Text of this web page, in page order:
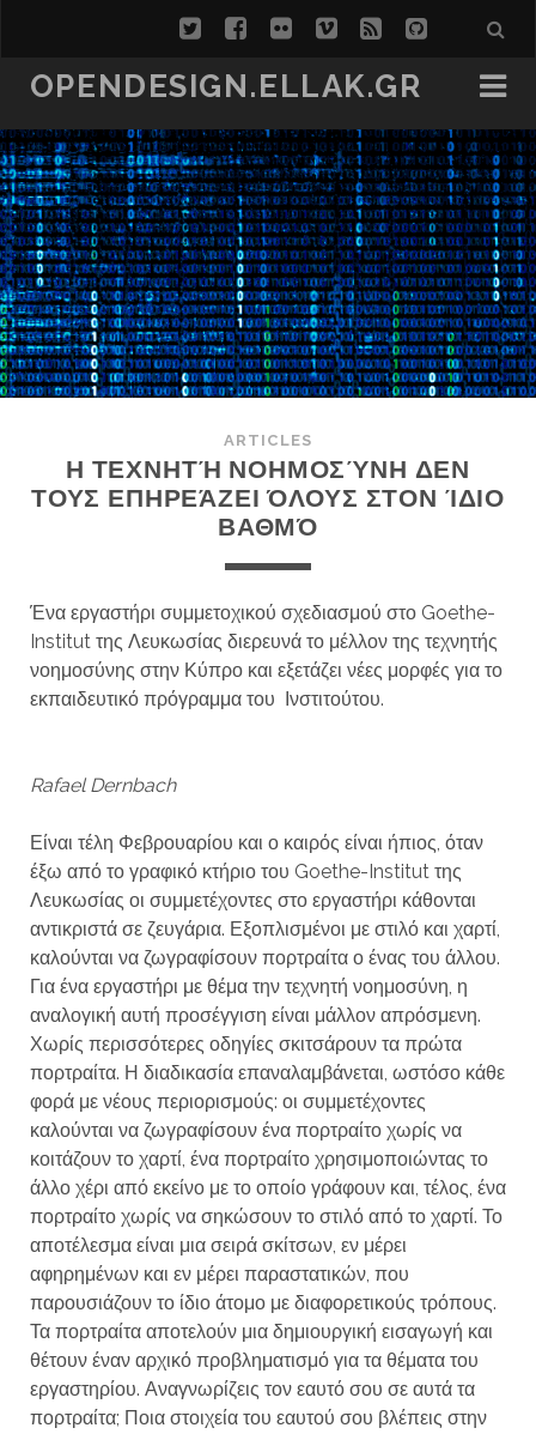
twitterfacebook
flickrvimeo
rss github
OPENDESIGN.ELLAK.GR
ARTICLES
Η ΤΕΧΝΗΤΉ ΝΟΗΜΟΣΎΝΗ ΔΕΝ
ΤΟΥΣ ΕΠΗΡΕΆΖΕΙ ΌΛΟΥΣ ΣΤΟΝ ΊΔΙΟ
ΒΑΘΜΌ
Ένα εργαστήρι συμμετοχικού σχεδιασμού στο Goethe-
Institut της Λευκωσίας διερευνά το μέλλον της τεχνητής
νοημοσύνης στην Κύπρο και εξετάζει νέες μορφές για το
εκπαιδευτικό πρόγραμμα του Ινστιτούτου.
Rafael Dernbach
Είναι τέλη Φεβρουαρίου και ο καιρός είναι ήπιος, όταν
έξω από το γραφικό κτήριο του Goethe-Institut της
Λευκωσίας οι συμμετέχοντες στο εργαστήρι κάθονται
αντικριστά σε ζευγάρια. Εξοπλισμένοι με στιλό και χαρτί,
καλούνται να ζωγραφίσουν πορτραίτα ο ένας του άλλου.
Για ένα εργαστήρι με θέμα την τεχνητή νοημοσύνη, η
αναλογική αυτή προσέγγιση είναι μάλλον απρόσμενη.
Χωρίς περισσότερες οδηγίες σκιτσάρουν τα πρώτα
πορτραίτα. Η διαδικασία επαναλαμβάνεται, ωστόσο κάθε
φορά με νέους περιορισμούς: οι συμμετέχοντες
καλούνται να ζωγραφίσουν ένα πορτραίτο χωρίς να
κοιτάζουν το χαρτί, ένα πορτραίτο χρησιμοποιώντας το
άλλο χέρι από εκείνο με το οποίο γράφουν και, τέλος, ένα
πορτραίτο χωρίς να σηκώσουν το στιλό από το χαρτί. Το
αποτέλεσμα είναι μια σειρά σκίτσων, εν μέρει
αφηρημένων και εν μέρει παραστατικών, που
παρουσιάζουν το ίδιο άτομο με διαφορετικούς τρόπους.
Τα πορτραίτα αποτελούν μια δημιουργική εισαγωγή και
θέτουν έναν αρχικό προβληματισμό για τα θέματα του
εργαστηρίου. Αναγνωρίζεις τον εαυτό σου σε αυτά τα
πορτραίτα; Ποια στοιχεία του εαυτού σου βλέπεις στην